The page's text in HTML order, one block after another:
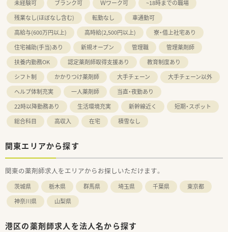
未経験可
ブランク可 Ｗワーク可
~18時までの職場
残業なし(ほぼなし含む)
転勤なし
車通勤可
高給与(600万円以上)
高時給(2,500円以上)
寮・借上社宅あり
住宅補助(手当)あり
新規オープン 管理職
管理薬剤師
扶養内勤務OK
認定薬剤師取得支援あり
教育制度あり
シフト制
かかりつけ薬剤師 大手チェーン
大手チェーン以外
ヘルプ体制充実
一人薬剤師
当直・夜勤あり
22時以降勤務あり
生活環境充実 新幹線近く
短期・スポット
総合科目
高収入 在宅 積雪なし
関東エリアから探す
関東の薬剤師求人をエリアからお探しいただけます。
茨城県 栃木県 群馬県 埼玉県 千葉県
東京都
神奈川県
山梨県
港区の薬剤師求人を法人名から探す